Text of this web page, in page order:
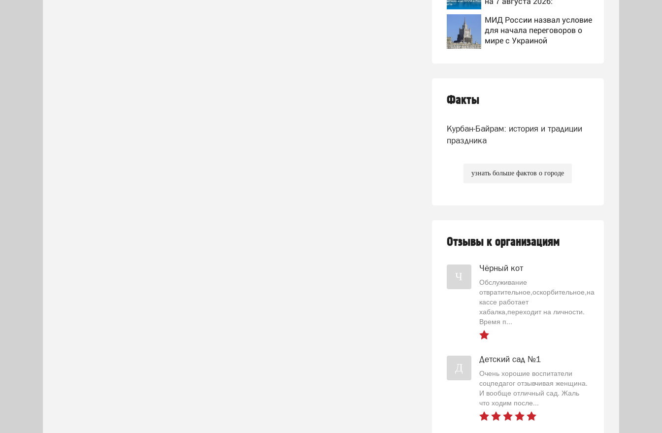
склады Wildberries,
состояние пострадавших
МИД России назвал условие
для начала переговоров о
мире с Украиной
читателей
Факты
Курбан-Байрам: история и традиции
праздника
узнать больше фактов о городе
Отзывы к организациям
Ч
Чёрный кот
Обслуживание
отвратительное,оскорбительное,на
кассе работает
хабалка,переходит на личности.
Время п...
Д
Детский сад №1
Очень хорошие воспитатели
соцпедагог отзывчивая женщина.
И вообще отличный сад. Жаль
что ходим после...